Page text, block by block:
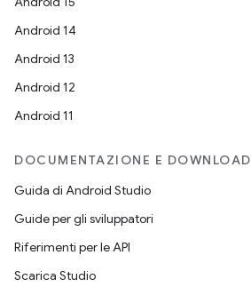
Android 14
Android 13
Android 12
Android 11
DOCUMENTAZIONE E DOWNLOAD
Guida di Android Studio
Guide per gli sviluppatori
Riferimenti per le API
Scarica Studio